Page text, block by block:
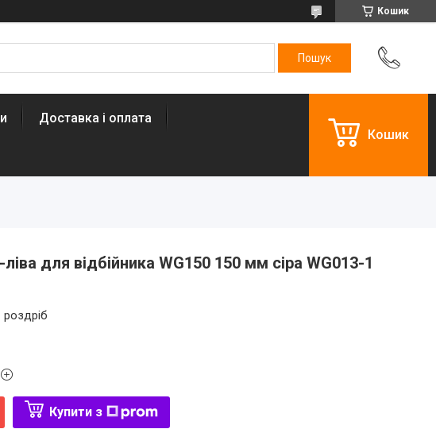
Кошик
Доставка і оплата
Кошик
для відбійника WG150 150 мм сіра WG013-1
роздріб
Купити з